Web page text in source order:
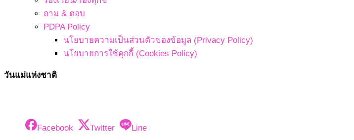
ถาม & ตอบ
PDPA Policy
นโยบายความเป็นส่วนตัวของข้อมูล (Privacy Policy)
นโยบายการใช้คุกกี้ (Cookies Policy)
วันแม่แห่งชาติ
Facebook Twitter Line